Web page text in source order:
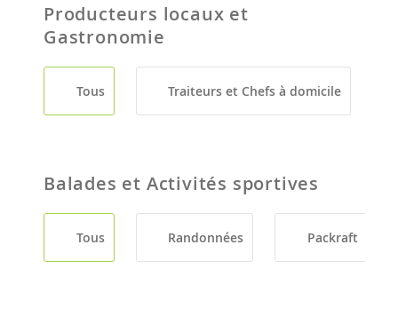
Producteurs locaux et
Gastronomie
Tous Traiteurs et Chefs à domicile
Balades et Activités sportives
Tous Randonnées Packraft